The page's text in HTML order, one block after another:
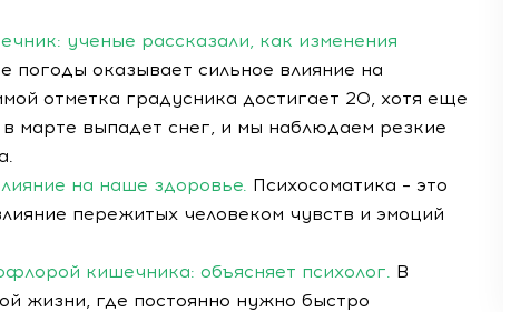
ученые рассказали, как изменения
погоды оказывает сильное влияние на
отметка градусника достигает 20, хотя еще
марте выпадет снег, и мы наблюдаем резкие
на наше здоровье. Психосоматика – это
пережитых человеком чувств и эмоций
кишечника: объясняет психолог. В
жизни, где постоянно нужно быстро